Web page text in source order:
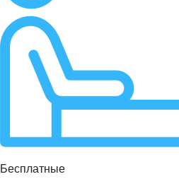
Бесплатные